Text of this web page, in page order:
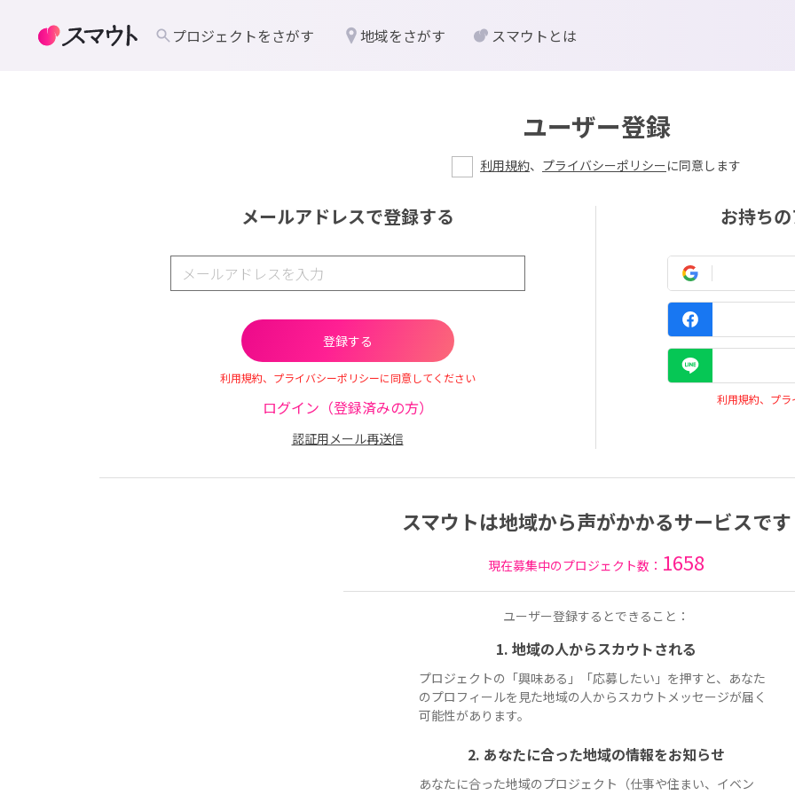
ユーザー登録
利用規約、 プライバシーポリシーに同意します
メールアドレスで登録する
利用規約、プライバシーポリシーに同意してください
ログイン（登録済みの方）
認証用メール再送信
お持ち
利用規約、プ
スマウトは地域から声がかかるサービスです
現在募集中のプロジェクト数： 1658
ユーザー登録するとできること：
1. 地域の人からスカウトされる
プロジェクトの「興味ある」「応募したい」を押すと、あなた
のプロフィールを見た地域の人からスカウトメッセージが届く
可能性があります。
2. あなたに合った地域の情報をお知らせ
あなたに合った地域のプロジェクト（仕事や住まい、イベン
プロジェクトをさがす 地域をさがす スマウトとは